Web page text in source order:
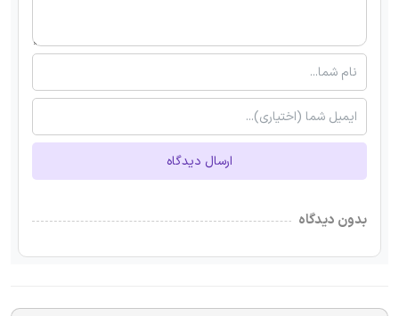
ارسال دیدگاه
بدون دیدگاه